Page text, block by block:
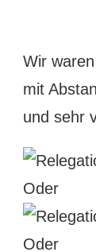
Wir
mit
und sehr